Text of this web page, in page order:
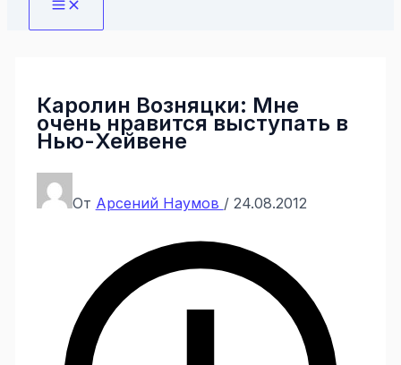
Каролин Возняцки: Мне
очень нравится выступать в
Нью-Хейвене
От Арсений Наумов / 24.08.2012